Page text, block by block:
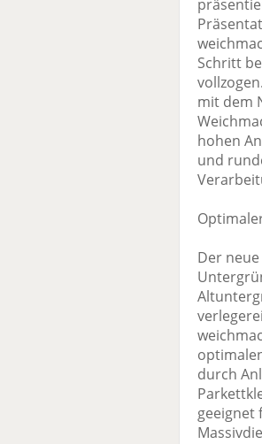
Schritt
mit dem
hohen
und
Der
durch
geeignet